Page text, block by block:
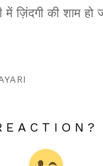
ज़िंदगी की शाम हो